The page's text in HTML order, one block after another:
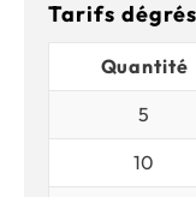
Tarifs
Quantité
5
10